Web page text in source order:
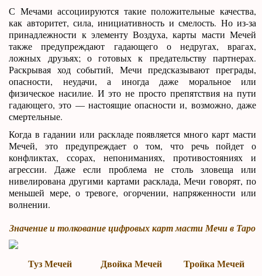
С Мечами ассоциируются такие положительные качества,
как авторитет, сила, инициативность и смелость. Но из-за
принадлежности к элементу Воздуха, карты масти Мечей
также предупреждают гадающего о недругах, врагах,
ложных друзьях; о готовых к предательству партнерах.
Раскрывая ход событий, Мечи предсказывают преграды,
опасности, неудачи, а иногда даже моральное или
физическое насилие. И это не просто препятствия на пути
гадающего, это — настоящие опасности и, возможно, даже
смертельные.
Когда в гадании или раскладе появляется много карт масти
Мечей, это предупреждает о том, что речь пойдет о
конфликтах, ссорах, непониманиях, противостояниях и
агрессии. Даже если проблема не столь зловеща или
нивелирована другими картами расклада, Мечи говорят, по
меньшей мере, о тревоге, огорчении, напряженности или
волнении.
Значение и толкование цифровых карт масти Мечи в Таро
Туз Мечей Двойка Мечей
Тройка Мечей